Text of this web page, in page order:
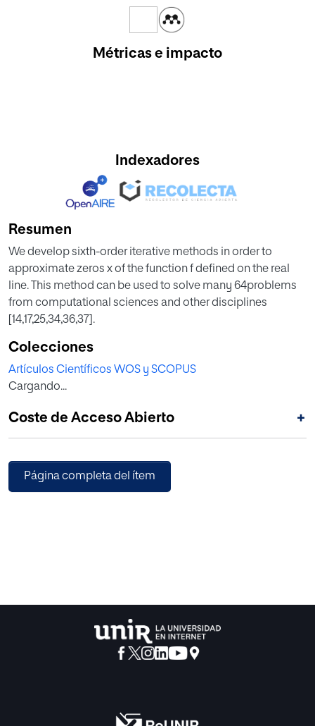
Métricas e impacto
Indexadores
Resumen
We develop sixth-order iterative methods in order to
approximate zeros x of the function f defined on the real
line. This method can be used to solve many 64problems
from computational sciences and other disciplines
[14,17,25,34,36,37].
Colecciones
Artículos Científicos WOS y SCOPUS
Cargando...
Coste de Acceso Abierto +
Página completa del ítem